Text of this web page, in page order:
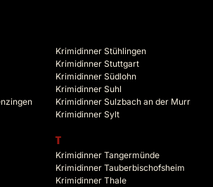
Krimidinner Stühlingen
Krimidinner Stuttgart
Krimidinner Südlohn
Krimidinner Suhl
Krimidinner Sulzbach an der Murr
Krimidinner Sylt
T
Krimidinner Tangermünde
Krimidinner Tauberbischofsheim
Krimidinner Thale